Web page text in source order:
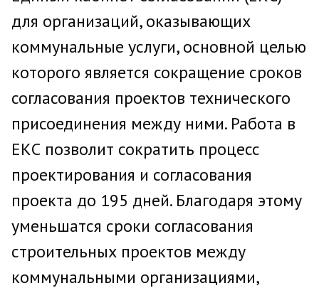
для организаций, оказывающих
коммунальные услуги, основной целью
которого является сокращение сроков
согласования проектов технического
присоединения между ними. Работа в
ЕКС позволит сократить процесс
проектирования и согласования
проекта до 195 дней. Благодаря этому
уменьшатся сроки согласования
строительных проектов между
коммунальными организациями,